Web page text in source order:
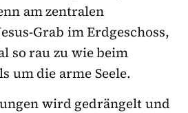
am zentralen
Grab im Erdgeschoss,
so rau zu wie beim
um die arme Seele.
wird gedrängelt und